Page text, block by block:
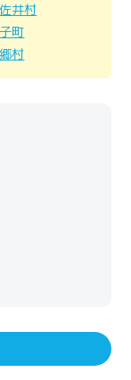
井村
町
村